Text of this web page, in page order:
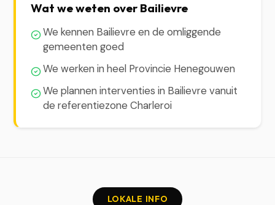
Wat we weten over Bailievre
We kennen Bailievre en de omliggende
gemeenten goed
We werken in heel Provincie Henegouwen
We plannen interventies in Bailievre vanuit
de referentiezone Charleroi
LOKALE INFO